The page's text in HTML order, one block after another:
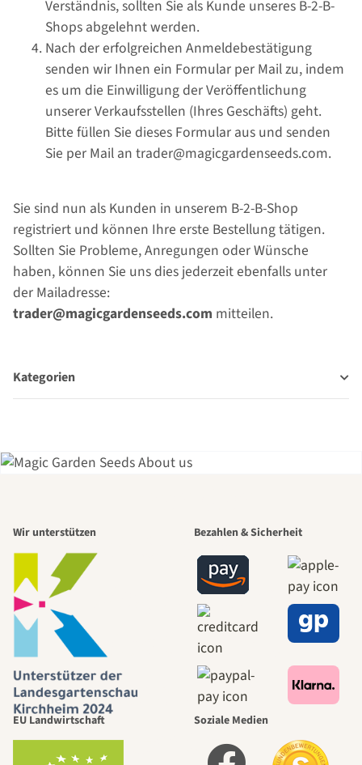
Verständnis, sollten Sie als Kunde unseres B-2-B-
Shops abgelehnt werden.
Nach der erfolgreichen Anmeldebestätigung
senden wir Ihnen ein Formular per Mail zu, indem
es um die Einwilligung der Veröffentlichung
unserer Verkaufsstellen (Ihres Geschäfts) geht.
Bitte füllen Sie dieses Formular aus und senden
Sie per Mail an trader@magicgardenseeds.com.
Sie sind nun als Kunden in unserem B-2-B-Shop
registriert und können Ihre erste Bestellung tätigen.
Sollten Sie Probleme, Anregungen oder Wünsche
haben, können Sie uns dies jederzeit ebenfalls unter
der Mailadresse:
trader@magicgardenseeds.com mitteilen.
Kategorien
schönsten
Wege zu uns
selbst führt
durch den
Garten
Wir unterstützen Bezahlen & Sicherheit
EU Landwirtschaft Soziale Medien